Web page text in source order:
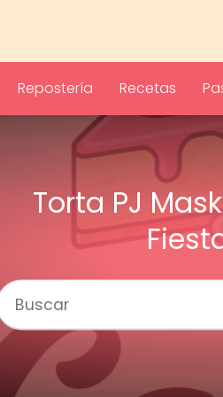
Repostería Recetas
Torta PJ